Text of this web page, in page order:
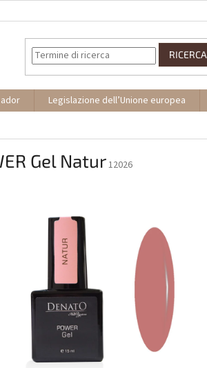
RICERCA
Legislazione dell’Unione europea
Gel Natur12026